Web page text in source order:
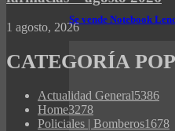
Se vende Notebook
1 agosto, 2026
CATEGORÍA
Actualidad General5386
Home3278
Policiales | Bomberos1678